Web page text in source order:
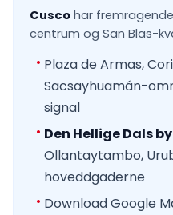
Cusco har
centrum og San Blas-
Plaza de Armas,
Sacsayhuamán-
signal
Den Hellige Dals
Ollantaytambo,
hoveddgaderne
Download Google